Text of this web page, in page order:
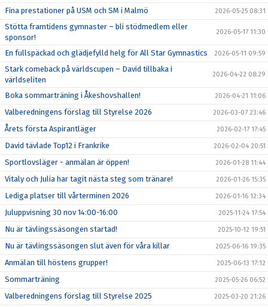
Fina prestationer på USM och SM i Malmö 2026-05-25 08:31
Stötta framtidens gymnaster – bli stödmedlem eller
sponsor!
2026-05-17 11:30
En fullspäckad och glädjefylld helg för All Star Gymnastics 2026-05-11 09:59
Stark comeback på världscupen – David tillbaka i
världseliten
2026-04-22 08:29
Boka sommarträning i Åkeshovshallen! 2026-04-21 11:06
Valberedningens förslag till Styrelse 2026 2026-03-07 23:46
Årets första Aspirantläger 2026-02-17 17:45
David tävlade Top12 i Frankrike 2026-02-04 20:51
Sportlovsläger - anmälan är öppen! 2026-01-28 11:44
Vitaly och Julia har tagit nästa steg som tränare! 2026-01-26 15:35
Lediga platser till vårterminen 2026 2026-01-16 12:34
Juluppvisning 30 nov 14:00-16:00 2025-11-24 17:54
Nu är tävlingssäsongen startad! 2025-10-12 19:51
Nu är tävlingssäsongen slut även för våra killar 2025-06-16 19:35
Anmälan till höstens grupper! 2025-06-13 17:12
Sommarträning 2025-05-26 06:52
Valberedningens förslag till Styrelse 2025 2025-03-20 21:26